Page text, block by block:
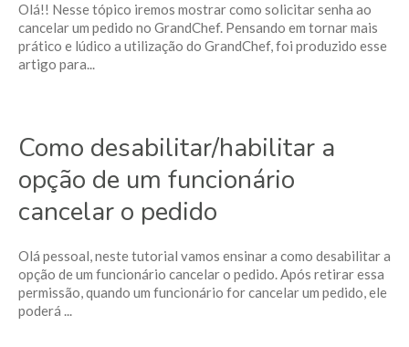
Olá!! Nesse tópico iremos mostrar como solicitar senha ao
cancelar um pedido no GrandChef. Pensando em tornar mais
prático e lúdico a utilização do GrandChef, foi produzido esse
artigo para...
Como desabilitar/habilitar a
opção de um funcionário
cancelar o pedido
Olá pessoal, neste tutorial vamos ensinar a como desabilitar a
opção de um funcionário cancelar o pedido. Após retirar essa
permissão, quando um funcionário for cancelar um pedido, ele
poderá ...